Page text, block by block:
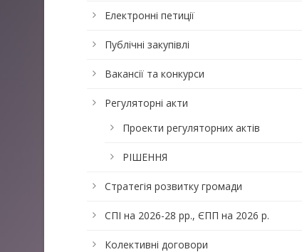
Електронні петиції
Публічні закупівлі
Вакансії та конкурси
Регуляторні акти
Проекти регуляторних актів
РІШЕННЯ
Стратегія розвитку громади
СПІ на 2026-28 рр., ЄПП на 2026 р.
Колективні договори